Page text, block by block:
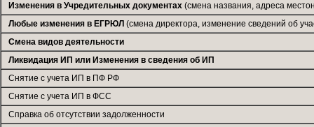
Изменения в Учредительных документах (смена названия, адреса
Любые изменения в ЕГРЮЛ (смена директора, изменение сведений об
Смена видов деятельности
Ликвидация ИП или Изменения в сведения об ИП
Снятие с учета ИП в ПФ РФ
Снятие с учета ИП в ФСС
Справка об отсутствии задолженности